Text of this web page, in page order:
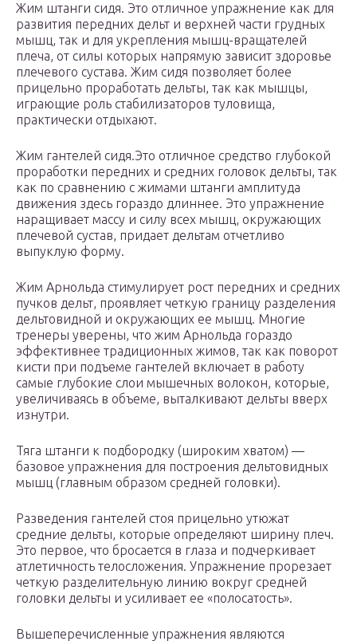
Жим штанги сидя. Это отличное упражнение как для
развития передних дельт и верхней части грудных
мышц, так и для укрепления мышц-вращателей
плеча, от силы которых напрямую зависит здоровье
плечевого сустава. Жим сидя позволяет более
прицельно проработать дельты, так как мышцы,
играющие роль стабилизаторов туловища,
практически отдыхают.
Жим гантелей сидя.Это отличное средство глубокой
проработки передних и средних головок дельты, так
как по сравнению с жимами штанги амплитуда
движения здесь гораздо длиннее. Это упражнение
наращивает массу и силу всех мышц, окружающих
плечевой сустав, придает дельтам отчетливо
выпуклую форму.
Жим Арнольда стимулирует рост передних и средних
пучков дельт, проявляет четкую границу разделения
дельтовидной и окружающих ее мышц. Многие
тренеры уверены, что жим Арнольда гораздо
эффективнее традиционных жимов, так как поворот
кисти при подъеме гантелей включает в работу
самые глубокие слои мышечных волокон, которые,
увеличиваясь в объеме, выталкивают дельты вверх
изнутри.
Тяга штанги к подбородку (широким хватом) —
базовое упражнения для построения дельтовидных
мышц (главным образом средней головки).
Разведения гантелей стоя прицельно утюжат
средние дельты, которые определяют ширину плеч.
Это первое, что бросается в глаза и подчеркивает
атлетичность телосложения. Упражнение прорезает
четкую разделительную линию вокруг средней
головки дельты и усиливает ее «полосатость».
Вышеперечисленные упражнения являются